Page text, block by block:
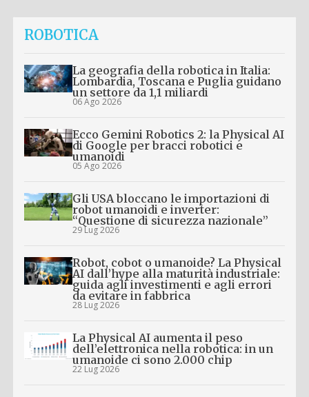
ROBOTICA
La geografia della robotica in Italia:
Lombardia, Toscana e Puglia guidano
un settore da 1,1 miliardi
06 Ago 2026
Ecco Gemini Robotics 2: la Physical AI
di Google per bracci robotici e
umanoidi
05 Ago 2026
Gli USA bloccano le importazioni di
robot umanoidi e inverter:
“Questione di sicurezza nazionale”
29 Lug 2026
Robot, cobot o umanoide? La Physical
AI dall’hype alla maturità industriale:
guida agli investimenti e agli errori
da evitare in fabbrica
28 Lug 2026
La Physical AI aumenta il peso
dell’elettronica nella robotica: in un
umanoide ci sono 2.000 chip
22 Lug 2026